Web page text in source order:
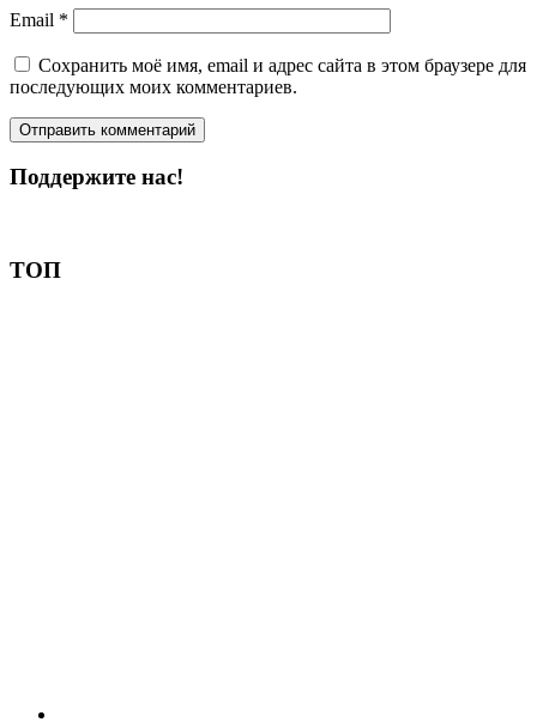
Email *
Сохранить моё имя, email и адрес сайта в этом браузере для
последующих моих комментариев.
Поддержите нас!
ТОП